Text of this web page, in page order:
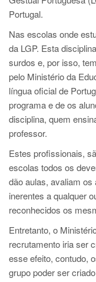
Portugal.
Nas escolas onde
da LGP. Esta
surdos e, por isso,
pelo Ministério da
língua oficial de
programa e de os
disciplina, quem
professor.
Estes profissionais,
escolas todos os
dão aulas, avaliam
inerentes a qualquer
reconhecidos os
Entretanto, o
recrutamento iria ser
esse efeito, contudo,
grupo poder ser